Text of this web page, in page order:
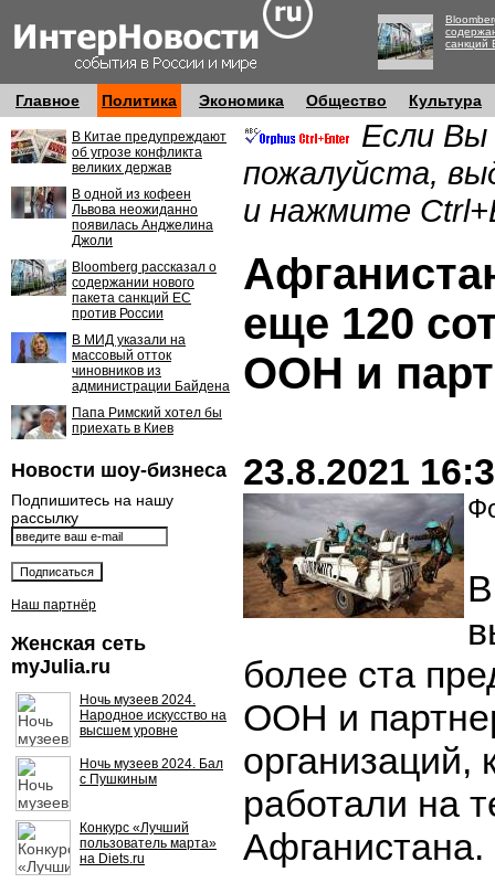
санкций
Главное Политика Экономика Общество Культура
В Китае предупреждают
об угрозе конфликта
великих держав
В одной из кофеен
Львова неожиданно
появилась Анджелина
Джоли
Bloomberg рассказал о
содержании нового
пакета санкций ЕС
против России
В МИД указали на
массовый отток
чиновников из
администрации Байдена
Папа Римский хотел бы
приехать в Киев
Новости шоу-бизнеса
Подпишитесь на нашу
рассылку
Наш партнёр
Женская сеть
myJulia.ru
Ночь музеев 2024.
Народное искусство на
высшем уровне
Ночь музеев 2024. Бал
с Пушкиным
Конкурс «Лучший
пользователь марта»
на Diets.ru
Если Вы
пожалуйста,
и нажмите
еще 120
ООН и
23.8.2021
более ста
ООН и
организаций,
работали на
Афганистана.